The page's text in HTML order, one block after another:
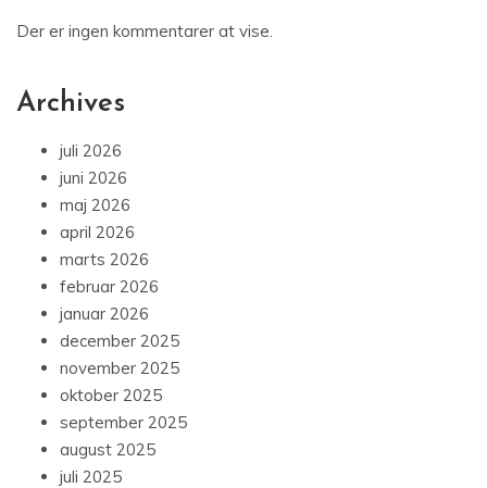
Der er ingen kommentarer at vise.
Archives
juli 2026
juni 2026
maj 2026
april 2026
marts 2026
februar 2026
januar 2026
december 2025
november 2025
oktober 2025
september 2025
august 2025
juli 2025